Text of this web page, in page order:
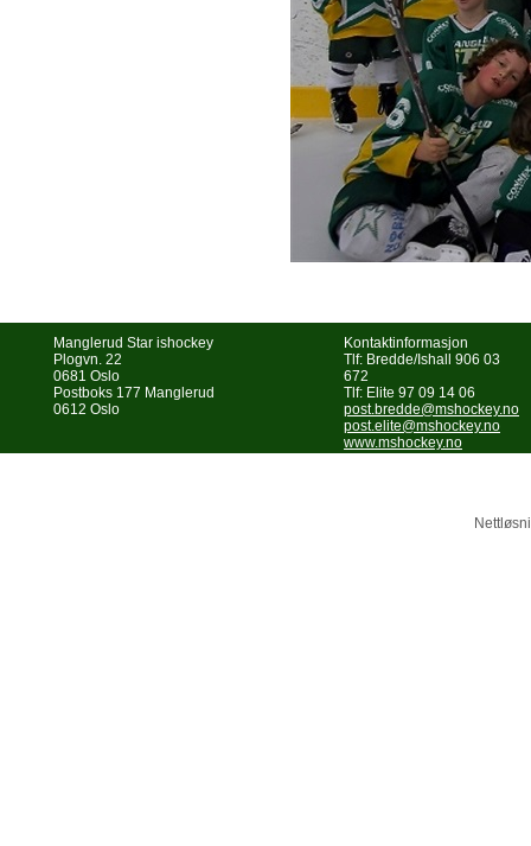
Manglerud Star ishockey
Plogvn. 22
0681 Oslo
Postboks 177 Manglerud
0612 Oslo
Kontaktinformasjon
Tlf: Bredde/Ishall 906 03
672
Tlf: Elite 97 09 14 06
post.bredde@mshockey.no
post.elite@mshockey.no
www.mshockey.no